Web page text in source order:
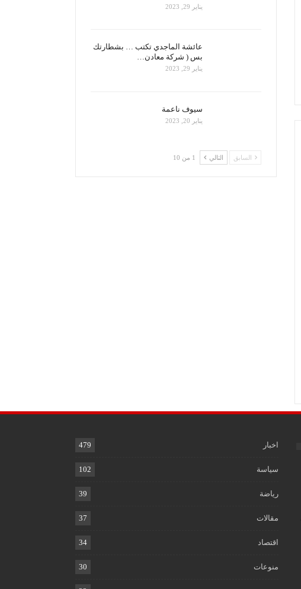
يناير 29, 2023
عائشة الماجدي تكتب … بشطارتك
بس ( شركة معادن…
يناير 29, 2023
سيوف ناعمة
يناير 20, 2023
السابق التالي 1 من 10
اخبار 479
سياسة 102
رياضة 39
مقالات 37
اقتصاد 34
منوعات 30